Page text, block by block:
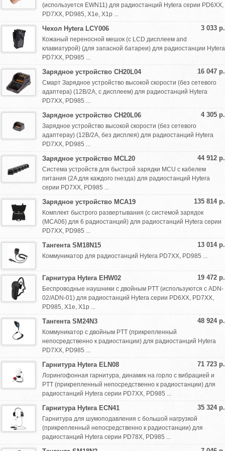
(используется EWN11) для радиостанций Hytera серии PD6XX,
PD7XX, PD985, X1e, X1p ...
3 033 р.
Чехол Hytera LCY006
Кожаный переносной мешок (с LCD дисплеем and
клавиатурой) (для запасной батареи) для радиостанции Hytera
PD7XX, PD985 ...
16 047 р.
Зарядное устройство CH20L04
Смарт Зарядное устройство высокой скорости (без сетевого
адаптера) (12В/2A, с дисплеем) для радиостанций Hytera
PD7XX, PD985 ...
4 305 р.
Зарядное устройство CH20L06
Зарядное устройство высокой скорости (без сетевого
адаптераy) (12В/2A, без дисплея) для радиостанций Hytera
PD7XX, PD985 ...
44 912 р.
Зарядное устройство MCL20
Система устройств для быстрой зарядки MCU с кабелем
питания (2A для каждого гнезда) для радиостанций Hytera
серии PD7XX, PD985 ...
135 814 р.
Зарядное устройство MCA19
Комплект быстрого развертывания (с системой зарядок
(MCA06) для 6 радиостанций) для радиостанций Hytera серии
PD7XX, PD985 ...
13 014 р.
Тангента SM18N15
Коммуникатор для радиостанций Hytera PD7XX, PD985 ...
19 472 р.
Гарнитура Hytera EHW02
Беспроводные наушники с двойным PTT (используются с ADN-
02/ADN-01) для радиостанций Hytera серии PD6XX, PD7XX,
PD985, X1e, X1p ...
48 924 р.
Тангента SM24N3
Коммуникатор с двойным PTT (прикрепленный
непосредственно к радиостанции) для радиостанций Hytera
PD7XX, PD985 ...
71 723 р.
Гарнитура Hytera ELN08
Лорингофонная гарнитура, динамик на горло с вибрацией и
PTT (прикрепленный непосредственно к радиостанции) для
радиостанций Hytera серии PD7XX, PD985 ...
35 324 р.
Гарнитура Hytera ECN41
Гарнитура для шумоподавления с большой нагрузкой
(прикрепленный непосредственно к радиостанции) для
радиостанций Hytera серии PD78X, PD985 ...